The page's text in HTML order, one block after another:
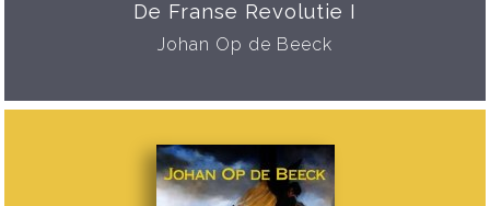
De Franse Revolutie I
Johan Op de Beeck